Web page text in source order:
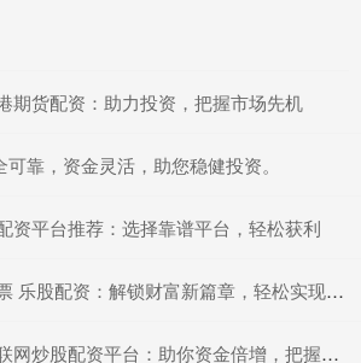
期货配资：助力投资，把握市场先机
靠，资金灵活，助您稳健投资。
资平台推荐：选择靠谱平台，轻松获利
股配资：解锁财富新篇章，轻松实现投资梦想
炒股配资平台：助你资金倍增，把握投资良机